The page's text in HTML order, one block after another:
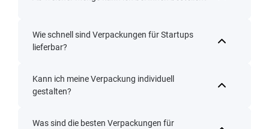
Wie schnell sind Verpackungen für Startups
lieferbar?
Kann ich meine Verpackung individuell
gestalten?
Was sind die besten Verpackungen für